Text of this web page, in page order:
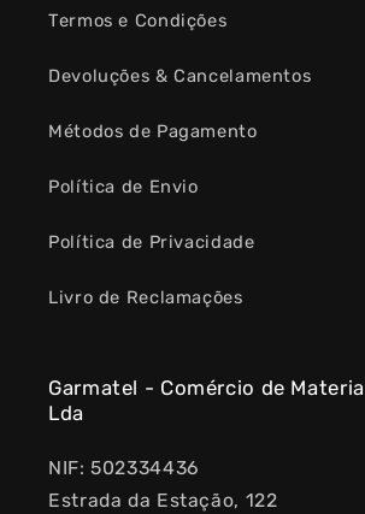
Termos e Condições
Devoluções & Cancelamentos
Métodos de Pagamento
Política de Envio
Política de Privacidade
Livro de Reclamações
Garmatel - Comércio de
Lda
NIF: 502334436
Estrada da Estação, 122